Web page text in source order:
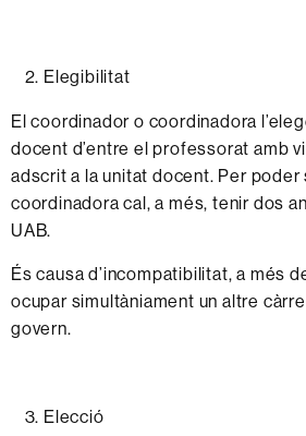
Elegibilitat
Elcoordinador o coordinadora
docent d’entre el professorat amb
adscrit a launitat docent. Perpoder
coordinadora cal, amés, tenir dos
UAB.
És causa d’incompatibilitat, a més
ocupar simultàniament un altre
govern.
Elecció